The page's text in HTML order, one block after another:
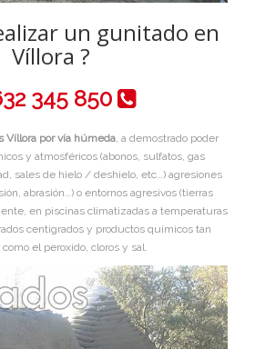
un gunitado en
Víllora ?
345 850
Víllora por vía húmeda, a demostrado poder
y atmosféricos (abonos, sulfatos, gas
sales de hielo / deshielo, etc…) agresiones
abrasión…) o entornos agresivos (tierras
en piscinas climatizadas a temperaturas
centigrados y productos químicos tan
el peroxido, cloros y sal.